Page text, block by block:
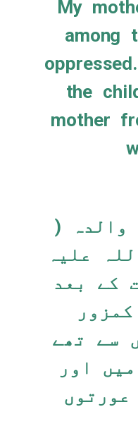
My
among
the
mother
علیہ
کے بعد
سے تھے
اور